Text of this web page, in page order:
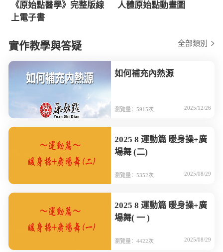
《原始點醫學》完整版線
上電子書
人體原始點動畫圖
實作教學與答疑 全部類別
如何補充內熱源
瀏覽量：5915次 2025/12/26
2025 8 運動篇 暖身操+廣
場舞 (二)
瀏覽量：5352次 2025/08/29
2025 8 運動篇 暖身操+廣
場舞( 一 )
瀏覽量：4422次 2025/08/29